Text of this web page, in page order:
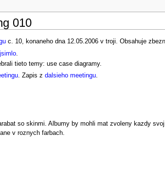
010
c. 10, konaneho dna 12.05.2006 v troji. Obsahuje
jsimlo.
tieto temy: use case diagramy.
. Zapis z dalsieho meetingu.
so skinmi. Albumy by mohli mat zvoleny kazdy
v roznych farbach.